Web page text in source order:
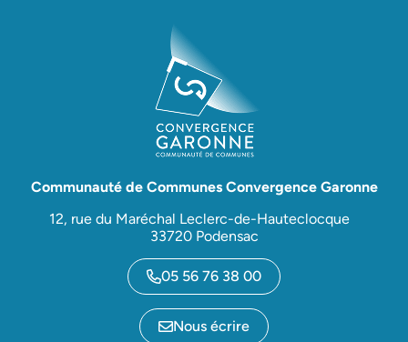
Communauté de Communes Convergence Garonne
12, rue du Maréchal Leclerc-de-Hauteclocque
33720 Podensac
05 56 76 38 00
Nous écrire